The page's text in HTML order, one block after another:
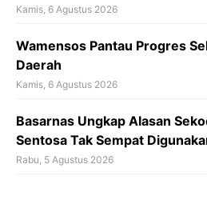
Kamis, 6 Agustus 2026
Wamensos Pantau Progres
Daerah
Kamis, 6 Agustus 2026
Basarnas Ungkap Alasan
Sentosa Tak Sempat
Rabu, 5 Agustus 2026